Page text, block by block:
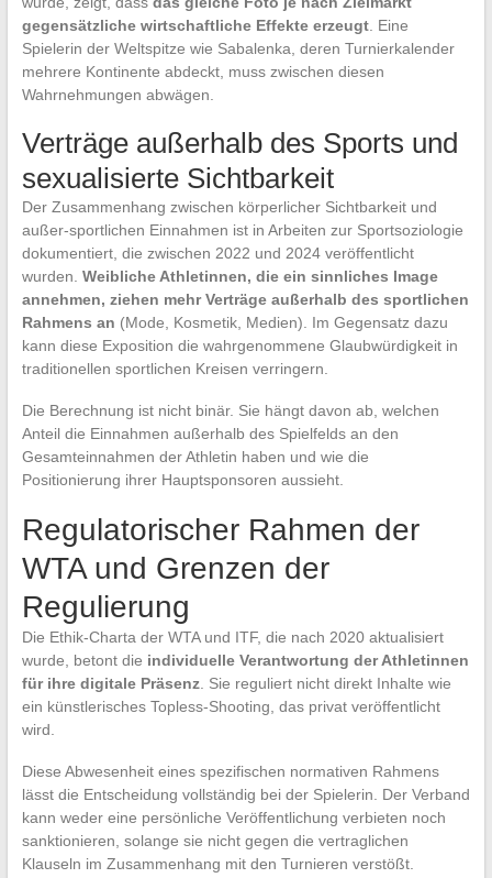
gegensätzliche wirtschaftliche Effekte erzeugt. Eine
Spielerin der Weltspitze wie Sabalenka, deren Turnierkalender
mehrere Kontinente abdeckt, muss zwischen diesen
Wahrnehmungen abwägen.
Verträge außerhalb des Sports und
sexualisierte Sichtbarkeit
Der Zusammenhang zwischen körperlicher Sichtbarkeit und
außer-sportlichen Einnahmen ist in Arbeiten zur Sportsoziologie
dokumentiert, die zwischen 2022 und 2024 veröffentlicht
wurden. Weibliche Athletinnen, die ein sinnliches Image
annehmen, ziehen mehr Verträge außerhalb des sportlichen
Rahmens an (Mode, Kosmetik, Medien). Im Gegensatz dazu
kann diese Exposition die wahrgenommene Glaubwürdigkeit in
traditionellen sportlichen Kreisen verringern.
Die Berechnung ist nicht binär. Sie hängt davon ab, welchen
Anteil die Einnahmen außerhalb des Spielfelds an den
Gesamteinnahmen der Athletin haben und wie die
Positionierung ihrer Hauptsponsoren aussieht.
Regulatorischer Rahmen der
WTA und Grenzen der
Regulierung
Die Ethik-Charta der WTA und ITF, die nach 2020 aktualisiert
wurde, betont die individuelle Verantwortung der Athletinnen
für ihre digitale Präsenz. Sie reguliert nicht direkt Inhalte wie
ein künstlerisches Topless-Shooting, das privat veröffentlicht
wird.
Diese Abwesenheit eines spezifischen normativen Rahmens
lässt die Entscheidung vollständig bei der Spielerin. Der Verband
kann weder eine persönliche Veröffentlichung verbieten noch
sanktionieren, solange sie nicht gegen die vertraglichen
Klauseln im Zusammenhang mit den Turnieren verstößt.